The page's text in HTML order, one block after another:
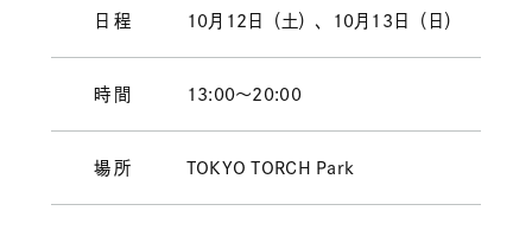
日程 10月12日（土）、10月13日（日）
時間 13:00～20:00
場所 TOKYO TORCH Park